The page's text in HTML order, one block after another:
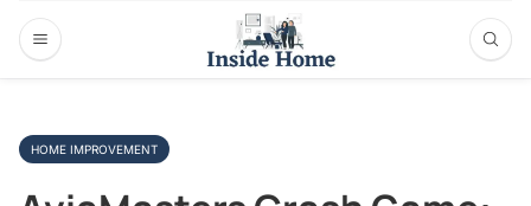
HOME IMPROVEMENT